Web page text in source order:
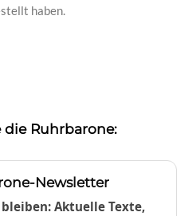
haben.
Ruhrbarone:
Newsletter
Aktuelle Texte,